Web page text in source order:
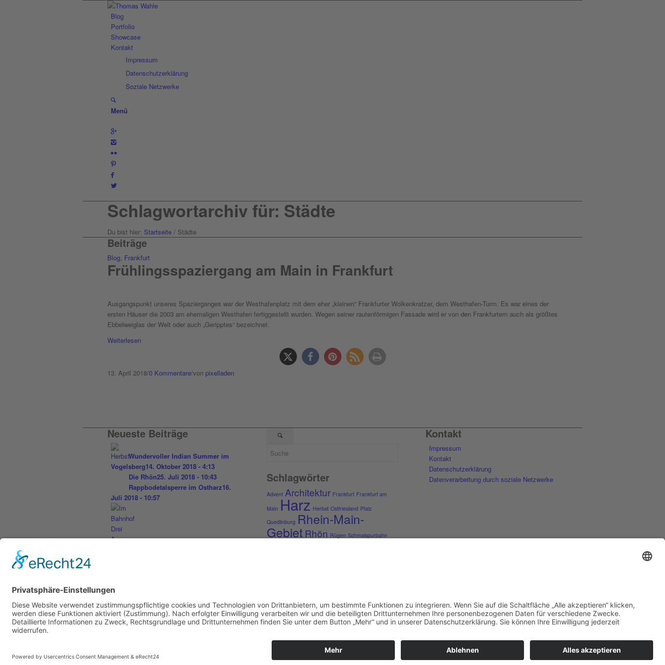
Blog
Portfolio
Showcase
Kontakt
Impressum
Datenschutzerklärung
Soziale Netzwerke
Menü
Schlagwortarchiv für: Städte
Du bist hier: Startseite / Städte
Beiträge
Blog, Frankfurt
Frühlingsspaziergang am Main in Frankfurt
Ausgangspunkt unseres Spazierganges war der Westhafenplatz mit dem eher „kleinen“ Frankfurter Wolkenkratzer, dem Westhafen-Turm. Es war eines der
ersten Häuser die 2003 am ehemaligen Westhafen fertiggestellt wurden. Wegen seiner rautenförmigen Fassade wird er von den Frankfurtern auch als größtes
Ebbelweiglas der Welt oder auch „Geripptes“ bezeichnet.
Weiterlesen
13. April 2018/0 Kommentare/von pixelladen
Neueste Beiträge
Wundervoller Indian Summer im
Vogelsberg14. Oktober 2018 - 4:13
Die Rhön25. Juli 2018 - 10:43
Rappbodetalsperre im Ostharz16.
Juli 2018 - 10:57
Schlagwörter
Advent Architektur Frankfurt Frankfurt am
Main Harz Herbst Ostfriesland Pfalz
Quedlinburg Rhein-Main-
Gebiet Rhön Rügen Schmalspurbahn
Kontakt
Impressum
Kontakt
Datenschutzerklärung
Datenverarbeitung durch soziale Netzwerke